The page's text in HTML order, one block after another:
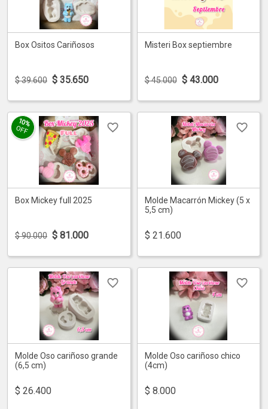
Box Ositos Cariñosos
$ 39.600 $ 35.650
Misteri Box septiembre
$ 45.000 $ 43.000
10%
OFF
Box Mickey full 2025
$ 90.000 $ 81.000
Molde Macarrón Mickey (5 x
5,5 cm)
$ 21.600
Molde Oso cariñoso grande
(6,5 cm)
$ 26.400
Molde Oso cariñoso chico
(4cm)
$ 8.000